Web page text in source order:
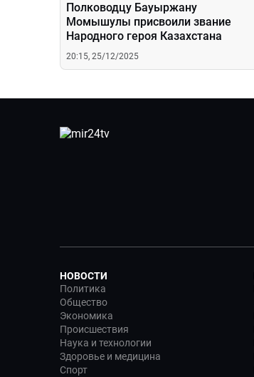
Полководцу Бауыржану
Момышулы присвоили звание
Народного героя Казахстана
20:15, 25/12/2025
НОВОСТИ
Политика
Общество
Экономика
Происшествия
Наука и технологии
Здоровье и медицина
Спорт